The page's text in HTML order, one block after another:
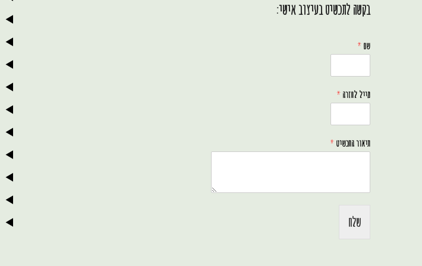
בקשה לתכשיט בעיצוב אישי:
שם *
מייל לחזרה *
תיאור התכשיט *
שלח